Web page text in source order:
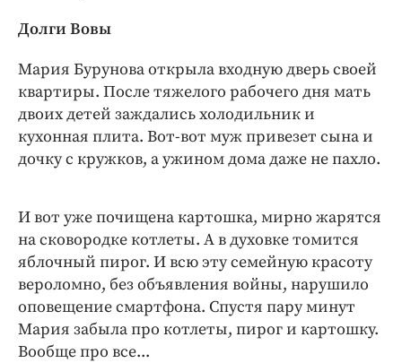
Долги Вовы
Мария Бурунова открыла входную дверь своей
квартиры. После тяжелого рабочего дня мать
двоих детей заждались холодильник и
кухонная плита. Вот-вот муж привезет сына и
дочку с кружков, а ужином дома даже не пахло.
И вот уже почищена картошка, мирно жарятся
на сковородке котлеты. А в духовке томится
яблочный пирог. И всю эту семейную красоту
вероломно, без объявления войны, нарушило
оповещение смартфона. Спустя пару минут
Мария забыла про котлеты, пирог и картошку.
Вообще про все...